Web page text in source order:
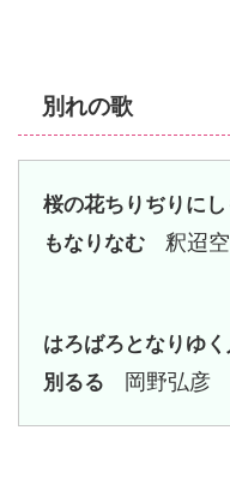
別れの歌
桜の花ちりぢりに
もなりなむ 釈迢空
はろばろとなりゆ
別るる 岡野弘彦